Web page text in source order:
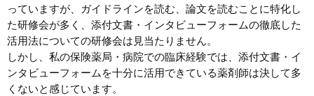
っていますが、ガイドラインを読む、論文を読むことに特化し
た研修会が多く、添付文書・インタビューフォームの徹底した
活用法についての研修会は見当たりません。
しかし、私の保険薬局・病院での臨床経験では、添付文書・イ
ンタビューフォームを十分に活用できている薬剤師は決して多
くないと感じています。